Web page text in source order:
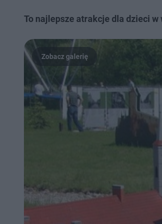
To najlepsze atrakcje dla dzieci